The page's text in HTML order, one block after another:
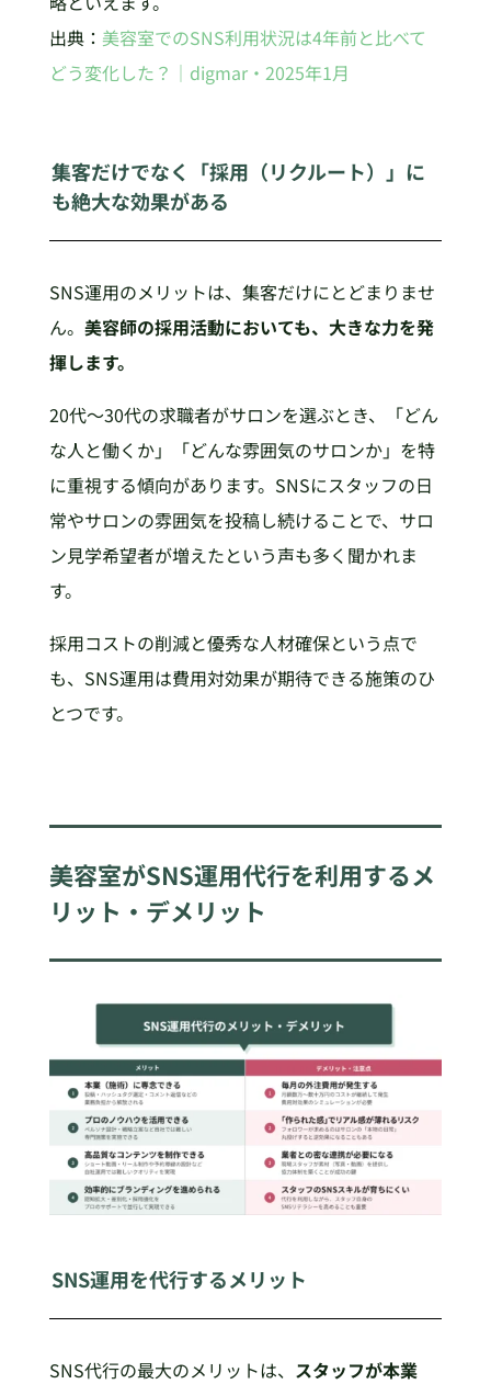
出典： 美容室でのSNS利用状況は4年前と比べて
どう変化した？｜digmar・2025年1月
集客だけでなく「採用（リクルート）」に
も絶大な効果がある
SNS運用のメリットは、集客だけにとどまりませ
ん。 美容師の採用活動においても、大きな力を発
揮します。
20代〜30代の求職者がサロンを選ぶとき、「どん
な人と働くか」「どんな雰囲気のサロンか」を特
に重視する傾向があります。SNSにスタッフの日
常やサロンの雰囲気を投稿し続けることで、サロ
ン見学希望者が増えたという声も多く聞かれま
す。
採用コストの削減と優秀な人材確保という点で
も、SNS運用は費用対効果が期待できる施策のひ
とつです。
美容室がSNS運用代行を利用するメ
リット・デメリット
SNS運用を代行するメリット
SNS代行の最大のメリットは、 スタッフが本業